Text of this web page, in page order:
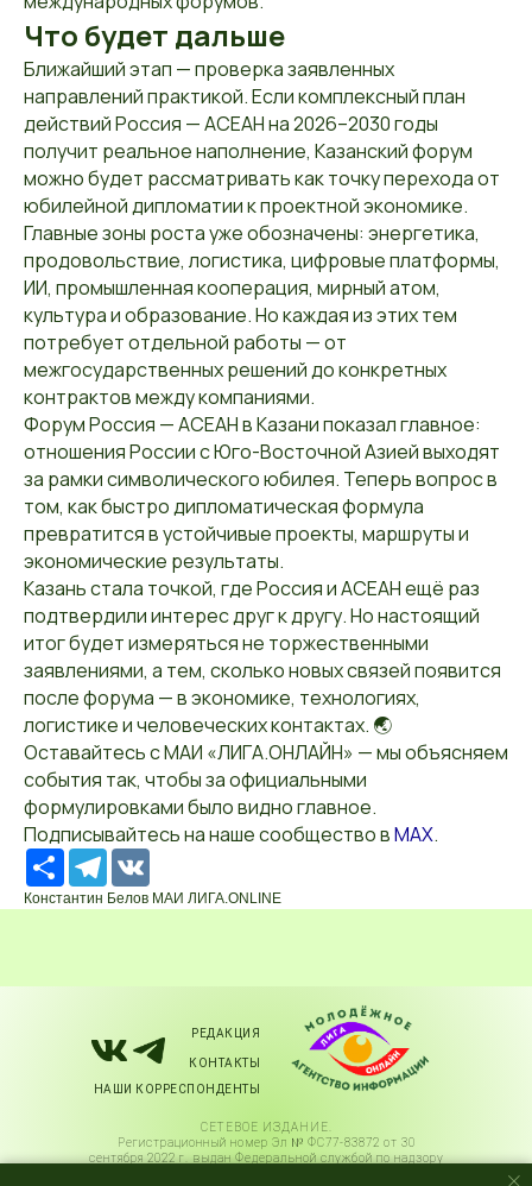
Что будет дальше
Ближайший этап — проверка заявленных
направлений практикой. Если комплексный план
действий Россия — АСЕАН на 2026–2030 годы
получит реальное наполнение, Казанский форум
можно будет рассматривать как точку перехода от
юбилейной дипломатии к проектной экономике.
Главные зоны роста уже обозначены: энергетика,
продовольствие, логистика, цифровые платформы,
ИИ, промышленная кооперация, мирный атом,
культура и образование. Но каждая из этих тем
потребует отдельной работы — от
межгосударственных решений до конкретных
контрактов между компаниями.
Форум Россия — АСЕАН в Казани показал главное:
отношения России с Юго-Восточной Азией выходят
за рамки символического юбилея. Теперь вопрос в
том, как быстро дипломатическая формула
превратится в устойчивые проекты, маршруты и
экономические результаты.
Казань стала точкой, где Россия и АСЕАН ещё раз
подтвердили интерес друг к другу. Но настоящий
итог будет измеряться не торжественными
заявлениями, а тем, сколько новых связей появится
после форума — в экономике, технологиях,
логистике и человеческих контактах. 🌏
Оставайтесь с МАИ «ЛИГА.ОНЛАЙН» — мы объясняем
события так, чтобы за официальными
формулировками было видно главное.
Подписывайтесь на наше сообщество вMAX.
РесурсTelegram
Константин Белов МАИ ЛИГА.ONLINE
КОНТАКТЫ
НАШИ КОРРЕСПОНДЕНТЫ
РЕДАКЦИЯ
СЕТЕВОЕ ИЗДАНИЕ.
Регистрационный номер Эл № ФС77-83872 от 30
сентября 2022 г. выдан Федеральной службой по надзору